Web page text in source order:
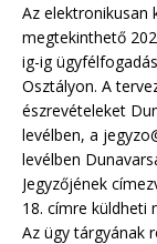
Az elektronikusan
megtekinthető
ig-ig
Osztályon. A
észrevételeket
levélben, a
levélben
Jegyzőjének
18. címre küldheti
Az ügy tárgyának